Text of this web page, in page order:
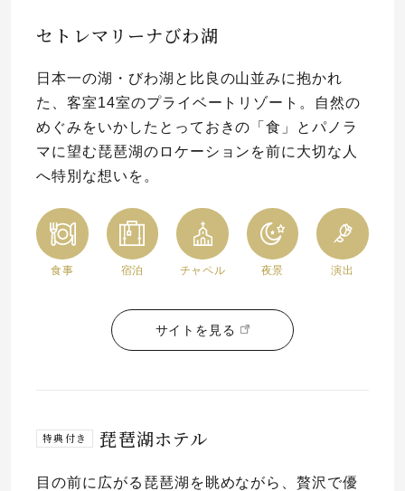
セトレマリーナびわ湖
日本一の湖・びわ湖と比良の山並みに抱かれ
た、客室14室のプライベートリゾート。自然の
めぐみをいかしたとっておきの「食」とパノラ
マに望む琵琶湖のロケーションを前に大切な人
へ特別な想いを。
食事 宿泊 チャペル 夜景 演出
サイトを見る
特典付き 琵琶湖ホテル
目の前に広がる琵琶湖を眺めながら、贅沢で優